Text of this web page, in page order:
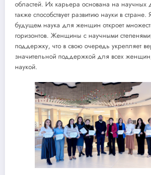
областей. Их карьера основана на научных
также способствует развитию науки в стране.
будущем наука для женщин откроет
горизонтов. Женщины с научными
поддержку, что в свою очередь укрепляет
значительной поддержкой для всех
наукой.